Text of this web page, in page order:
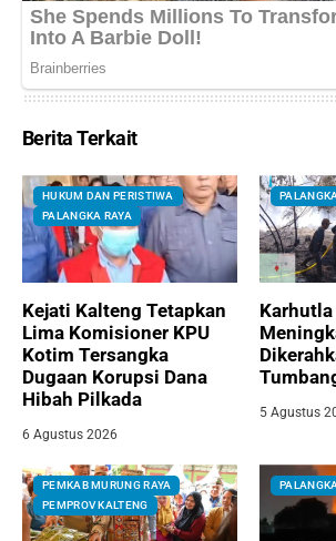
Berita Terkait
HUKUM DAN PERISTIWA
PALANGKA RAYA
Kejati Kalteng Tetapkan
Lima Komisioner KPU
Kotim Tersangka
Dugaan Korupsi Dana
Hibah Pilkada
6 Agustus 2026
5 Agustus
PEMKAB MURUNG RAYA
PEMPROV KALTENG